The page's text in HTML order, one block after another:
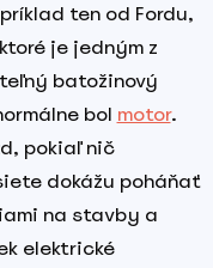
ten od Fordu,
je jedným z
batožinový
bol motor.
pokiaľ nič
dokážu poháňať
na stavby a
elektrické